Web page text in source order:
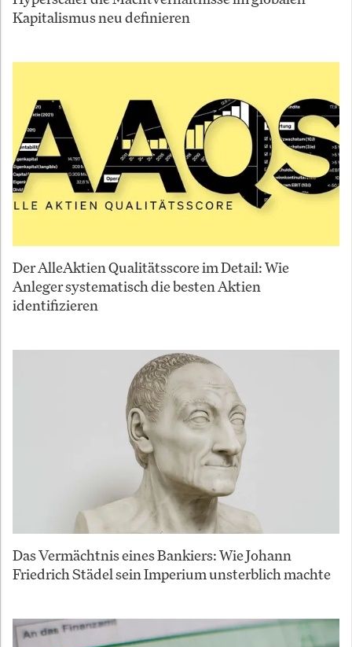
Kapitalismus neu definieren
Der AlleAktien Qualitätsscore im Detail: Wie
Anleger systematisch die besten Aktien
identifizieren
Das Vermächtnis eines Bankiers: Wie Johann
Friedrich Städel sein Imperium unsterblich machte